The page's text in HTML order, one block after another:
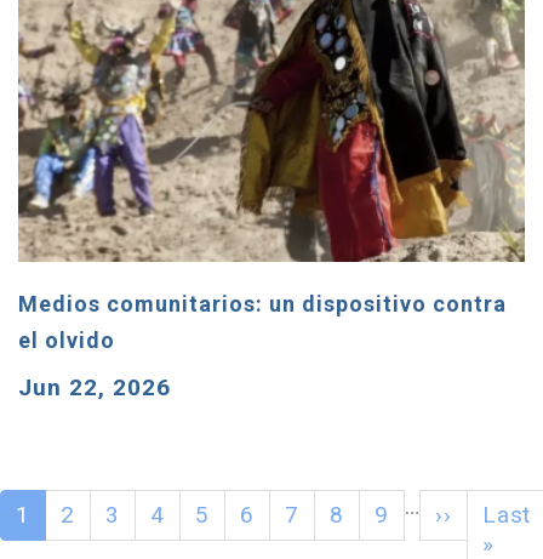
Medios comunitarios: un dispositivo contra
el olvido
Jun 22, 2026
1 2 3 4 5 6 7 8 9 … ››
Last
»